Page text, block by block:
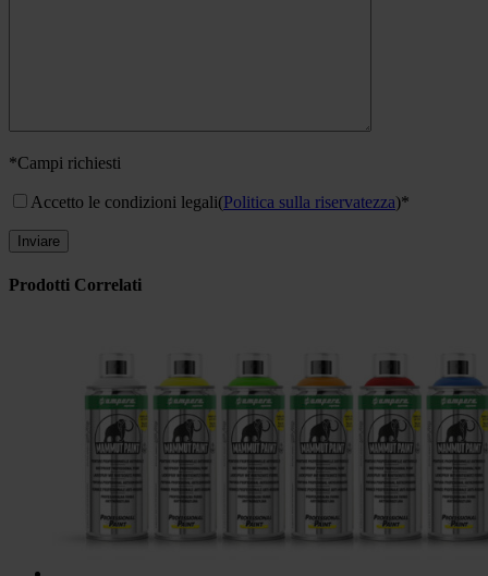
*Campi richiesti
Accetto le condizioni legali(Politica sulla riservatezza)*
Prodotti Correlati